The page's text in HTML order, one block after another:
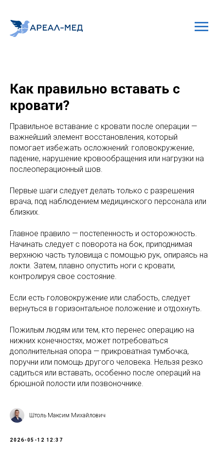
Как правильно вставать с
кровати?
Правильное вставание с кровати после операции —
важнейший элемент восстановления, который
помогает избежать осложнений: головокружение,
падение, нарушение кровообращения или нагрузки на
послеоперационный шов.
Первые шаги следует делать только с разрешения
врача, под наблюдением медицинского персонала или
близких.
Главное правило — постепенность и осторожность.
Начинать следует с поворота на бок, приподнимая
верхнюю часть туловища с помощью рук, опираясь на
локти. Затем, плавно опустить ноги с кровати,
контролируя свое состояние.
Если есть головокружение или слабость, следует
вернуться в горизонтальное положение и отдохнуть.
Пожилым людям или тем, кто перенес операцию на
нижних конечностях, может потребоваться
дополнительная опора — прикроватная тумбочка,
поручни или помощь другого человека. Нельзя резко
садиться или вставать, особенно после операций на
брюшной полости или позвоночнике.
Штоль Максим Михайлович
2026-05-12 12:37